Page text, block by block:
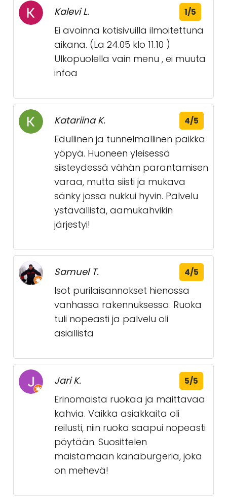
Kalevi L. 1/5
Ei avoinna kotisivuilla ilmoitettuna
aikana. (La 24.05 klo 11.10 )
Ulkopuolella vain menu , ei muuta
infoa
Katariina K. 4/5
Edullinen ja tunnelmallinen paikka
yöpyä. Huoneen yleisessä
siisteydessä vähän parantamisen
varaa, mutta siisti ja mukava
sänky jossa nukkui hyvin. Palvelu
ystävällistä, aamukahvikin
järjestyi!
Samuel T. 4/5
Isot purilaisannokset hienossa
vanhassa rakennuksessa. Ruoka
tuli nopeasti ja palvelu oli
asiallista
Jari K. 5/5
Erinomaista ruokaa ja maittavaa
kahvia. Vaikka asiakkaita oli
reilusti, niin ruoka saapui nopeasti
pöytään. Suosittelen
maistamaan kanaburgeria, joka
on mehevä!